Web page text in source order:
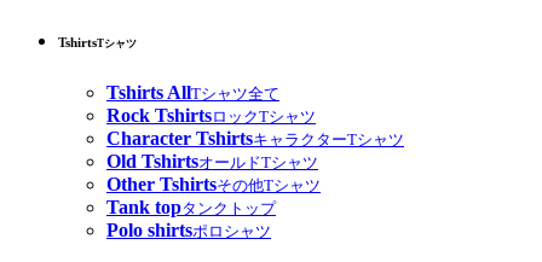
TshirtsTシャツ
Tshirts AllTシャツ全て
Rock TshirtsロックTシャツ
Character TshirtsキャラクターTシャツ
Old TshirtsオールドTシャツ
Other Tshirtsその他Tシャツ
Tank topタンクトップ
Polo shirtsポロシャツ